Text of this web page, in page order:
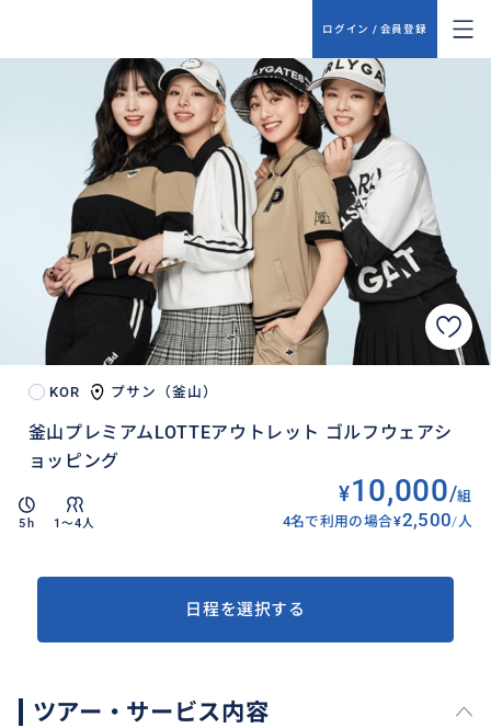
ログイン / 会員登録
KOR プサン（釜山）
釜山プレミアムLOTTEアウトレット ゴルフウェアシ
ョッピング
5h 1〜4人
¥10,000/組
4名で利用の場合¥2,500/ 人
日程を選択する
ツアー・サービス内容